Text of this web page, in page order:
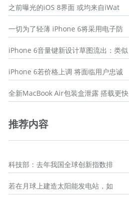
之前曝光的iOS 8界面 或均来自iWat
一切为了轻薄 iPhone 6将采用电子防
iPhone 6音量键新设计草图流出：类似
iPhone 6若价格上调 将面临用户忠诚
全新MacBook Air包装盒泄露 搭载更快
推荐内容
科技部：去年我国全球创新指数排
若在月球上建造太阳能发电站，如